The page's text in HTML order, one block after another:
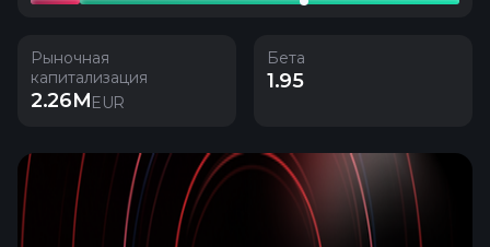
Рыночная
капитализация
2.26MEUR
Бета
1.95